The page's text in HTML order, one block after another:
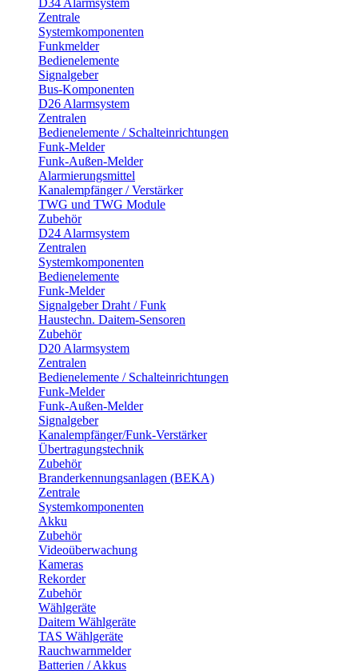
Zentrale
Systemkomponenten
Funkmelder
Bedienelemente
Signalgeber
Bus-Komponenten
D26 Alarmsystem
Zentralen
Bedienelemente / Schalteinrichtungen
Funk-Melder
Funk-Außen-Melder
Alarmierungsmittel
Kanalempfänger / Verstärker
TWG und TWG Module
Zubehör
D24 Alarmsystem
Zentralen
Systemkomponenten
Bedienelemente
Funk-Melder
Signalgeber Draht / Funk
Haustechn. Daitem-Sensoren
Zubehör
D20 Alarmsystem
Zentralen
Bedienelemente / Schalteinrichtungen
Funk-Melder
Funk-Außen-Melder
Signalgeber
Kanalempfänger/Funk-Verstärker
Übertragungstechnik
Zubehör
Branderkennungsanlagen (BEKA)
Zentrale
Systemkomponenten
Akku
Zubehör
Videoüberwachung
Kameras
Rekorder
Zubehör
Wählgeräte
Daitem Wählgeräte
TAS Wählgeräte
Rauchwarnmelder
Batterien / Akkus